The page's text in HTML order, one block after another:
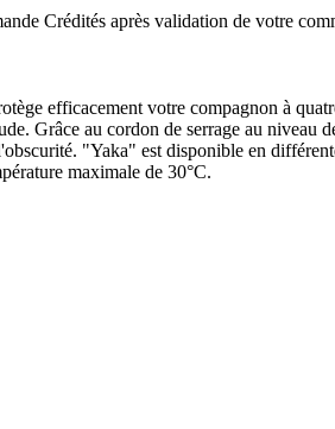
Crédités après validation de votre
efficacement votre compagnon à
Grâce au cordon de serrage au
"Yaka" est disponible en
maximale de 30°C.